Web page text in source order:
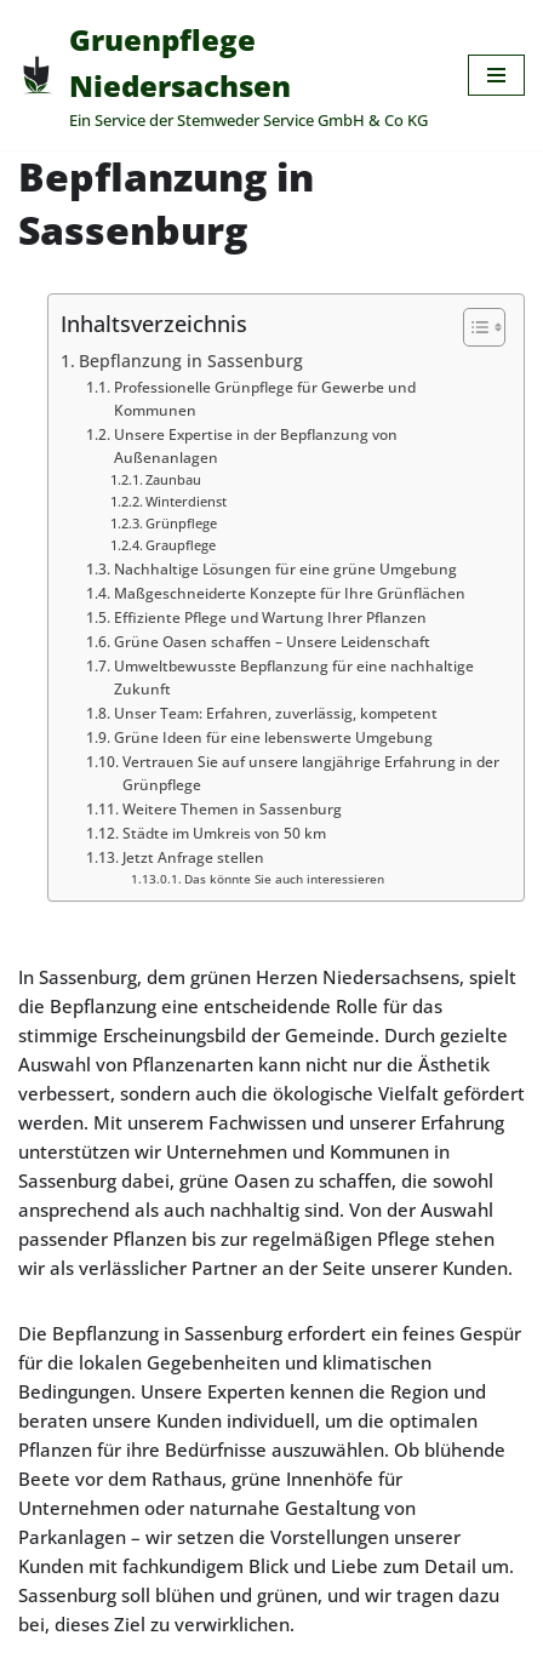
Zum
Inhalt
springen
Gruenpflege
Niedersachsen
Ein Service der Stemweder Service GmbH & Co KG
Bepflanzung in
Sassenburg
Inhaltsverzeichnis
Bepflanzung in Sassenburg
Professionelle Grünpflege für Gewerbe und
Kommunen
Unsere Expertise in der Bepflanzung von
Außenanlagen
Zaunbau
Winterdienst
Grünpflege
Graupflege
Nachhaltige Lösungen für eine grüne Umgebung
Maßgeschneiderte Konzepte für Ihre Grünflächen
Effiziente Pflege und Wartung Ihrer Pflanzen
Grüne Oasen schaffen – Unsere Leidenschaft
Umweltbewusste Bepflanzung für eine nachhaltige
Zukunft
Unser Team: Erfahren, zuverlässig, kompetent
Grüne Ideen für eine lebenswerte Umgebung
Vertrauen Sie auf unsere langjährige Erfahrung in der
Grünpflege
Weitere Themen in Sassenburg
Städte im Umkreis von 50 km
Jetzt Anfrage stellen
Das könnte Sie auch interessieren
In Sassenburg, dem grünen Herzen Niedersachsens, spielt
die Bepflanzung eine entscheidende Rolle für das
stimmige Erscheinungsbild der Gemeinde. Durch gezielte
Auswahl von Pflanzenarten kann nicht nur die Ästhetik
verbessert, sondern auch die ökologische Vielfalt gefördert
werden. Mit unserem Fachwissen und unserer Erfahrung
unterstützen wir Unternehmen und Kommunen in
Sassenburg dabei, grüne Oasen zu schaffen, die sowohl
ansprechend als auch nachhaltig sind. Von der Auswahl
passender Pflanzen bis zur regelmäßigen Pflege stehen
wir als verlässlicher Partner an der Seite unserer Kunden.
Die Bepflanzung in Sassenburg erfordert ein feines Gespür
für die lokalen Gegebenheiten und klimatischen
Bedingungen. Unsere Experten kennen die Region und
beraten unsere Kunden individuell, um die optimalen
Pflanzen für ihre Bedürfnisse auszuwählen. Ob blühende
Beete vor dem Rathaus, grüne Innenhöfe für
Unternehmen oder naturnahe Gestaltung von
Parkanlagen – wir setzen die Vorstellungen unserer
Kunden mit fachkundigem Blick und Liebe zum Detail um.
Sassenburg soll blühen und grünen, und wir tragen dazu
bei, dieses Ziel zu verwirklichen.